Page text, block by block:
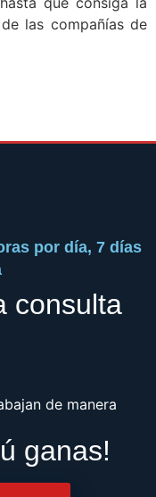
las compañías de
por día, 7 días
consulta
de manera
ganas!